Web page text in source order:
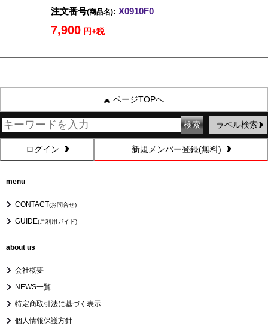
注文番号(商品名): X0910F0
7,900 円+税
ページTOPへ
ラベル検索
ログイン 新規メンバー登録(無料)
menu
CONTACT(お問合せ)
GUIDE(ご利用ガイド)
about us
会社概要
NEWS一覧
特定商取引法に基づく表示
個人情報保護方針